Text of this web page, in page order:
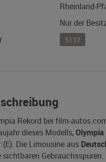
Rheinland-
Nur der
5132
Rekord bei film-
dieses Modells,
(E). Die Limousine aus
sichtbaren Gebrauchsspuren.